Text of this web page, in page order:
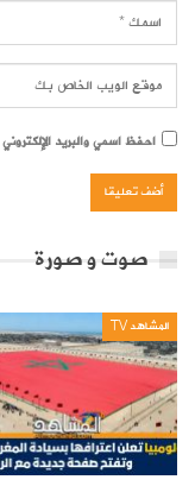
احفظ اسمي والبريد
صوت و صورة
المشاهد TV